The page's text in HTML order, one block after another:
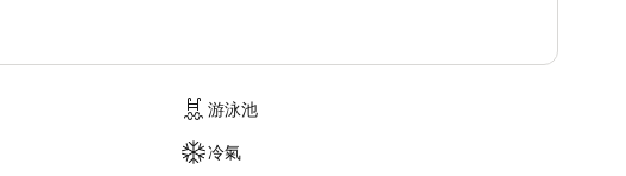
游泳池
冷氣